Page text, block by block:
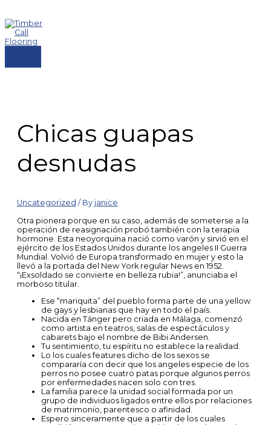
to
content
MENU
Chicas guapas
desnudas
Uncategorized / By janice
Otra pionera porque en su caso, además de someterse a la
operación de reasignación probó también con la terapia
hormone. Esta neoyorquina nació como varón y sirvió en el
ejército de los Estados Unidos durante los angeles II Guerra
Mundial. Volvió de Europa transformado en mujer y esto la
llevó a la portada del New York regular News en 1952.
“¡Exsoldado se convierte en belleza rubia!”, anunciaba el
morboso titular.
Ese “mariquita” del pueblo forma parte de una yellow
de gays y lesbianas que hay en todo el país.
Nacida en Tánger pero criada en Málaga, comenzó
como artista en teatros, salas de espectáculos y
cabarets bajo el nombre de Bibi Andersen.
Tu sentimiento, tu espíritu no establece la realidad.
Lo los cuales features dicho de los sexos se
compararía con decir que los angeles especie de los
perros no posee cuatro patas porque algunos perros
por enfermedades nacen solo con tres.
La familia parece la unidad social formada por un
grupo de individuos ligados entre ellos por relaciones
de matrimonio, parentesco o afinidad.
Espero sinceramente que a partir de los cuales